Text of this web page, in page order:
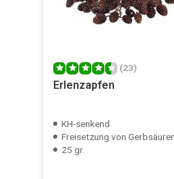
zoek moeten ;) Vraag me
overal lees.
Top product
Veröffentlicht am 04/05/2025
(23)
Erlenzapfen
KH-senkend
Freisetzung von Gerbsäuren
25 gr.